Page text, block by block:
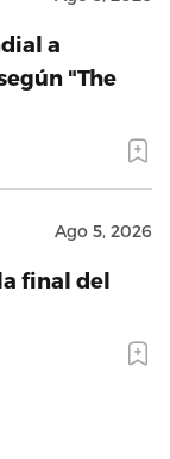
a
"The
Ago 5, 2026
final del